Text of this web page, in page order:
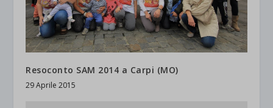
Resoconto SAM 2014 a Carpi (MO)
29 Aprile 2015